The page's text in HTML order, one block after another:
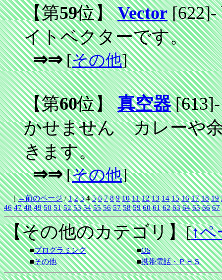
【第59位】Vector[622]-
イトベクターです。
⇒⇒[その他]
【第60位】真空器[613]-
かせません カレーや
きます。
⇒⇒[その他]
[←前のページ/1 2 3 4 5 6 7 8 9 10 11 12 13 14 15 16 17 18 19
46 47 48 49 50 51 52 53 54 55 56 57 58 59 60 61 62 63 64 65 66 67
【その他のカテゴリ】[↑ペ
■プログラミング ■OS
■その他 ■携帯電話・ＰＨＳ